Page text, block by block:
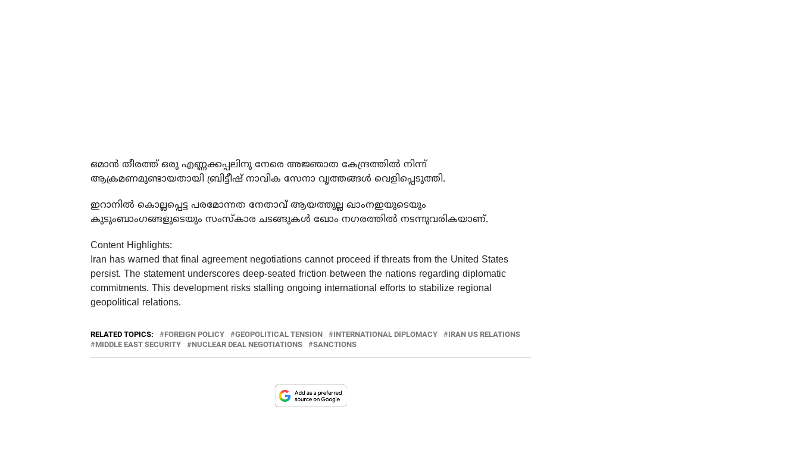
ഒമാന്‍ തീരത്ത് ഒരു എണ്ണക്കപ്പലിനു നേരെ അജ്ഞാത കേന്ദ്രത്തില്‍ നിന്ന്
ആക്രമണമുണ്ടായതായി ബ്രിട്ടീഷ് നാവിക സേനാ വൃത്തങ്ങള്‍ വെളിപ്പെടുത്തി.
ഇറാനില്‍ കൊല്ലപ്പെട്ട പരമോന്നത നേതാവ് ആയത്തുല്ല ഖാംനഇയുടെയും
കുടുംബാംഗങ്ങളുടെയും സംസ്‌കാര ചടങ്ങുകള്‍ ഖോം നഗരത്തില്‍ നടന്നുവരികയാണ്.
Content Highlights:
Iran has warned that final agreement negotiations cannot proceed if threats from the United States
persist. The statement underscores deep-seated friction between the nations regarding diplomatic
commitments. This development risks stalling ongoing international efforts to stabilize regional
geopolitical relations.
RELATED TOPICS: FOREIGN POLICY GEOPOLITICAL TENSION INTERNATIONAL DIPLOMACY
IRAN US RELATIONS
MIDDLE EAST SECURITY
NUCLEAR DEAL NEGOTIATIONS SANCTIONS